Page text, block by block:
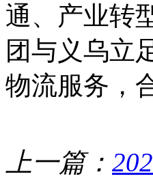
通、产业转
团与义乌立
物流服务，
上一篇：